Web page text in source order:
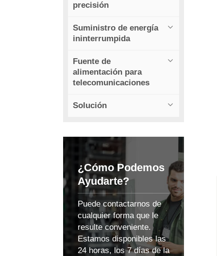
precisión
Suministro de energía
ininterrumpida
Fuente de
alimentación para
telecomunicaciones
Solución
¿Cómo Podemos
Ayudarte?
Puede contactarnos de
cualquier forma que le
resulte conveniente.
Estamos disponibles las
24 horas, los 7 días de la